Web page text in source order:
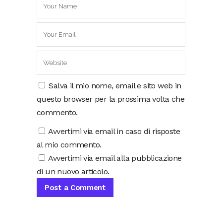
Salva il mio nome, email e sito web in
questo browser per la prossima volta che
commento.
Avvertimi via email in caso di risposte
al mio commento.
Avvertimi via email alla pubblicazione
di un nuovo articolo.